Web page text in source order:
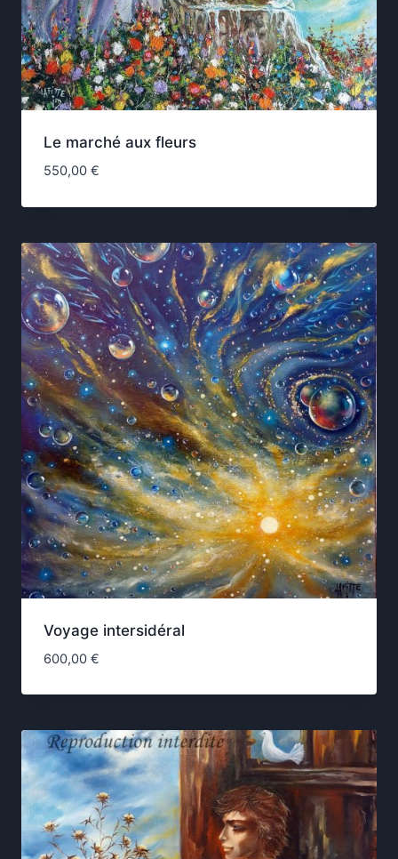
Le marché aux fleurs
550,00 €
Voyage intersidéral
600,00 €